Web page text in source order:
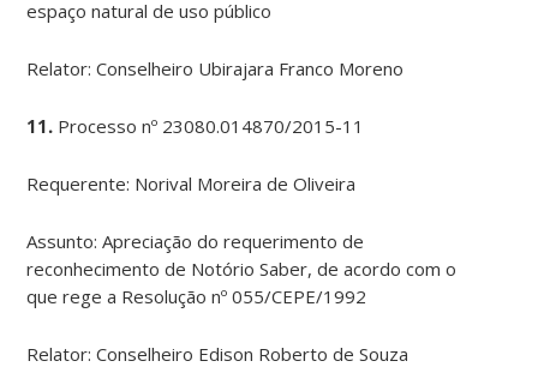
espaço natural de uso público
Relator: Conselheiro Ubirajara Franco Moreno
11. Processo nº 23080.014870/2015-11
Requerente: Norival Moreira de Oliveira
Assunto: Apreciação do requerimento de
reconhecimento de Notório Saber, de acordo com o
que rege a Resolução nº 055/CEPE/1992
Relator: Conselheiro Edison Roberto de Souza